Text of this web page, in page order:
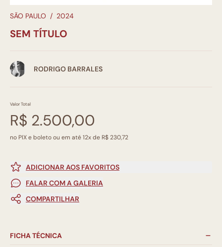
SÃO PAULO / 2024
SEM TÍTULO
RODRIGO BARRALES
Valor Total
R$ 2.500,00
no PIX e boleto ou em até 12x de R$ 230,72
ADICIONAR AOS FAVORITOS
FALAR COM A GALERIA
COMPARTILHAR
FICHA TÉCNICA